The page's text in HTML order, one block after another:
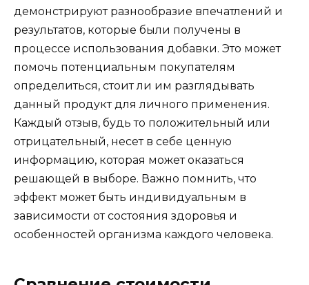
демонстрируют разнообразие впечатлений и
результатов, которые были получены в
процессе использования добавки. Это может
помочь потенциальным покупателям
определиться, стоит ли им разглядывать
данный продукт для личного применения.
Каждый отзыв, будь то положительный или
отрицательный, несет в себе ценную
информацию, которая может оказаться
решающей в выборе. Важно помнить, что
эффект может быть индивидуальным в
зависимости от состояния здоровья и
особенностей организма каждого человека.